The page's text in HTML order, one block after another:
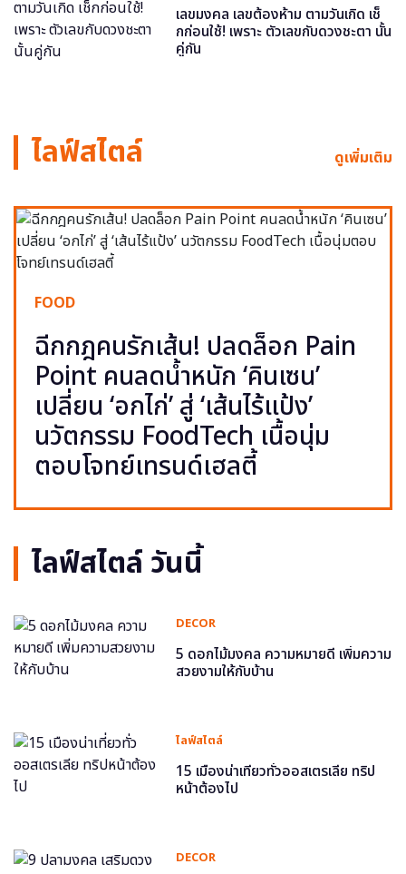
เลขมงคล เลขต้องห้าม ตามวันเกิด เช็
กก่อนใช้! เพราะ ตัวเลขกับดวงชะตา นั้น
คู่กัน
ไลฟ์สไตล์ ดูเพิ่มเติม
FOOD
ฉีกกฎคนรักเส้น! ปลดล็อก Pain
Point คนลดน้ำหนัก ‘คินเซน’
เปลี่ยน ‘อกไก่’ สู่ ‘เส้นไร้แป้ง’
นวัตกรรม FoodTech เนื้อนุ่ม
ตอบโจทย์เทรนด์เฮลตี้
ไลฟ์สไตล์ วันนี้
DECOR
5 ดอกไม้มงคล ความหมายดี เพิ่มความ
สวยงามให้กับบ้าน
ไลฟ์สไตล์
15 เมืองน่าเที่ยวทั่วออสเตรเลีย ทริป
หน้าต้องไป
DECOR